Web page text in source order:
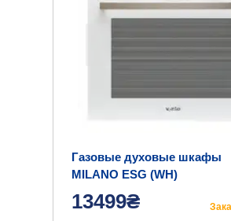
Газовые духовые шкафы
MILANO ESG (WH)
13499₴